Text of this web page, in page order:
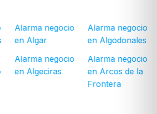
Alarma negocio
en Algar
Alarma negocio
en Algeciras
Alarma negocio
en Algodonales
Alarma negocio
en Arcos de la
Frontera